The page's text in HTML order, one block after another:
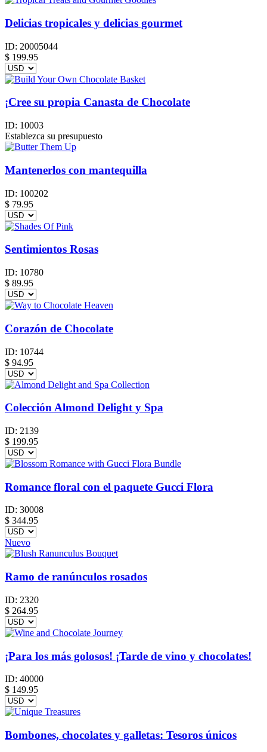
Delicias tropicales y delicias gourmet
ID: 20005044
$ 199.95
¡Cree su propia Canasta de Chocolate
ID: 10003
Establezca su presupuesto
Mantenerlos con mantequilla
ID: 100202
$ 79.95
Sentimientos Rosas
ID: 10780
$ 89.95
Corazón de Chocolate
ID: 10744
$ 94.95
Colección Almond Delight y Spa
ID: 2139
$ 199.95
Romance floral con el paquete Gucci Flora
ID: 30008
$ 344.95
Nuevo
Ramo de ranúnculos rosados
ID: 2320
$ 264.95
¡Para los más golosos! ¡Tarde de vino y chocolates!
ID: 40000
$ 149.95
Bombones, chocolates y galletas: Tesoros únicos